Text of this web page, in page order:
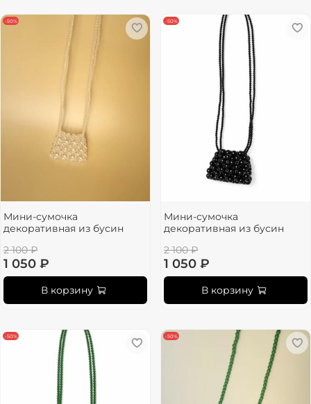
-50%
Мини-сумочка
декоративная из бусин
2 100 ₽
1 050 ₽
В корзину
-50%
Мини-сумочка
декоративная из бусин
2 100 ₽
1 050 ₽
В корзину
-50% -50%